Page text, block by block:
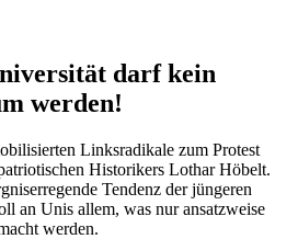
darf kein
werden!
Linksradikale zum Protest
Historikers Lothar Höbelt.
Tendenz der jüngeren
an Unis allem, was nur ansatzweise
werden.